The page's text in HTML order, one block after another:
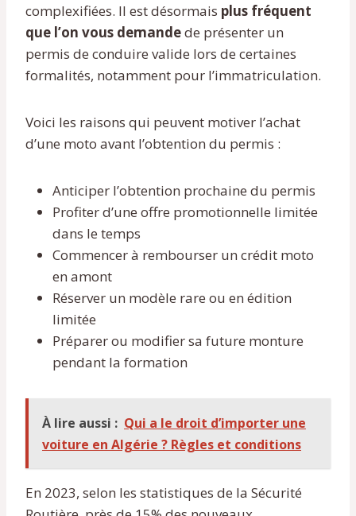
complexifiées. Il est désormais plus fréquent
que l’on vous demandede présenter un
permis de conduire valide lors de certaines
formalités, notamment pour l’immatriculation.
Voici les raisons qui peuvent motiver l’achat
d’une moto avant l’obtention du permis :
Anticiper l’obtention prochaine du permis
Profiter d’une offre promotionnelle limitée
dans le temps
Commencer à rembourser un crédit moto
en amont
Réserver un modèle rare ou en édition
limitée
Préparer ou modifier sa future monture
pendant la formation
À lire aussi : Qui a le droit d’importer une
voiture en Algérie ? Règles et conditions
En 2023, selon les statistiques de la Sécurité